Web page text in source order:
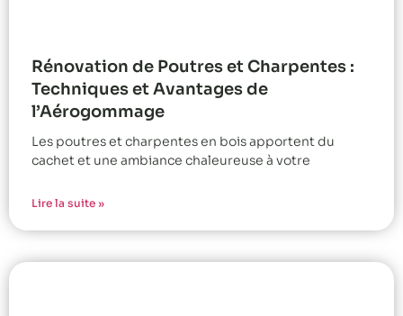
Rénovation de Poutres et Charpentes :
Techniques et Avantages de
l’Aérogommage
Les poutres et charpentes en bois apportent du
cachet et une ambiance chaleureuse à votre
Lire la suite »